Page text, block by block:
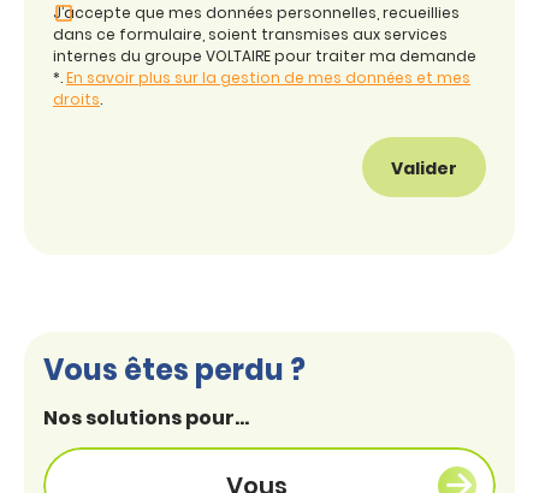
J’accepte que mes données personnelles, recueillies
dans ce formulaire, soient transmises aux services
internes du groupe VOLTAIRE pour traiter ma demande
*.En savoir plus sur la gestion de mes données et mes
droits.
Vous êtes perdu ?
Nos solutions pour...
Vous